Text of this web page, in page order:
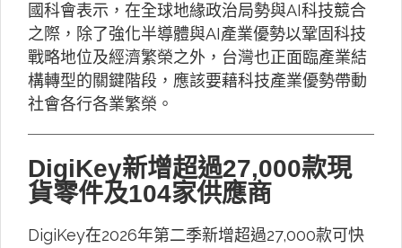
國科會表示，在全球地緣政治局勢與AI科技競合
之際，除了強化半導體與AI產業優勢以鞏固科技
戰略地位及經濟繁榮之外，台灣也正面臨產業結
構轉型的關鍵階段，應該要藉科技產業優勢帶動
社會各行各業繁榮。
DigiKey新增超過27,000款現
貨零件及104家供應商
DigiKey在2026年第二季新增超過27,000款可快